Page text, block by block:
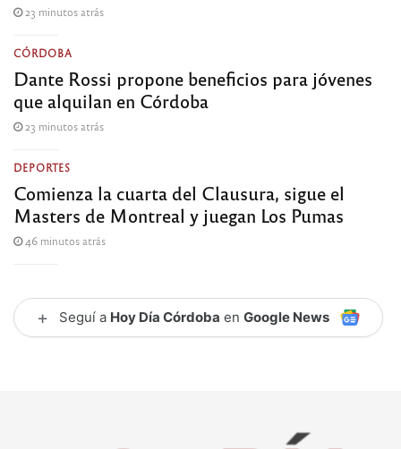
23 minutos atrás
CÓRDOBA
Dante Rossi propone beneficios para jóvenes
que alquilan en Córdoba
23 minutos atrás
DEPORTES
Comienza la cuarta del Clausura, sigue el
Masters de Montreal y juegan Los Pumas
46 minutos atrás
+ Seguí a Hoy Día Córdoba en Google News